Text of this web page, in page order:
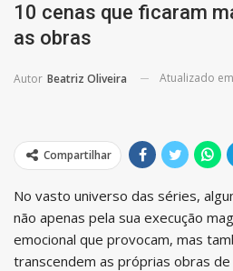
10 cenas que ficaram
as obras
Autor Beatriz Oliveira Atualizado em
Compartilhar
No vasto universo das séries,
não apenas pela sua execução
emocional que provocam, mas
transcendem as próprias obras de